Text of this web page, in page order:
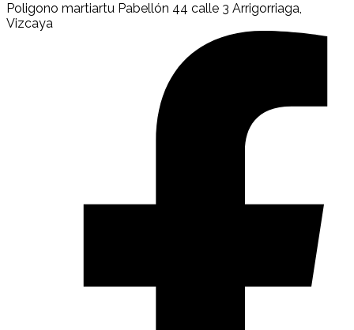
Poligono martiartu Pabellón 44 calle 3 Arrigorriaga,
Vizcaya